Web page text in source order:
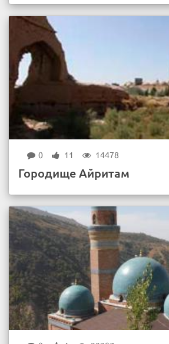
0 11 14478
Городище Айритам